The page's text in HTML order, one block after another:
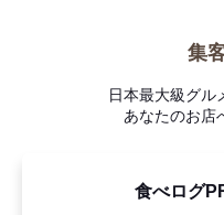
集
日本最大級グル
あなたのお店
食べログ